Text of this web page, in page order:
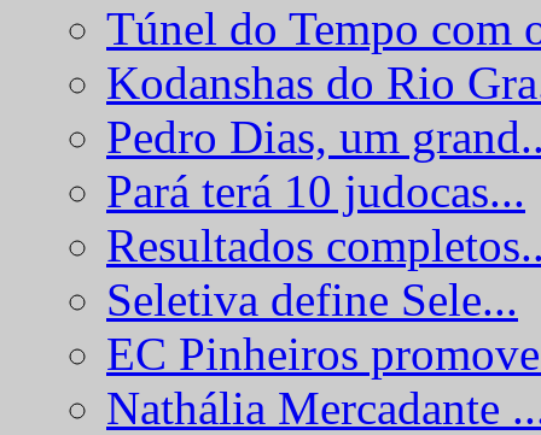
Túnel do Tempo com
Kodanshas do Rio
Pedro Dias, um
Pará terá 10 judocas...
Resultados
Seletiva define Sele...
EC Pinheiros
Nathália Mercadante